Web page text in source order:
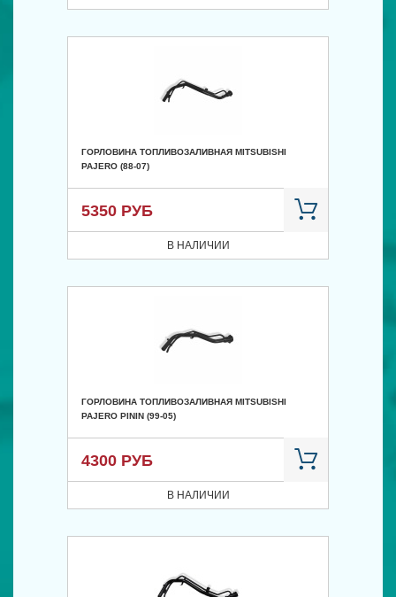
ГОРЛОВИНА ТОПЛИВОЗАЛИВНАЯ MITSUBISHI
PAJERO (88-07)
5350 РУБ
В НАЛИЧИИ
ГОРЛОВИНА ТОПЛИВОЗАЛИВНАЯ MITSUBISHI
PAJERO PININ (99-05)
4300 РУБ
В НАЛИЧИИ